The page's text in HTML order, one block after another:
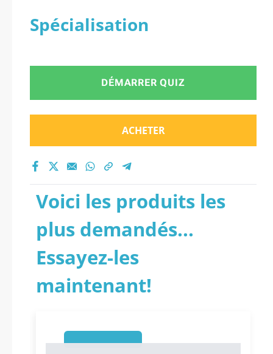
Spécialisation
DÉMARRER QUIZ
ACHETER
Voici les produits les
plus demandés...
Essayez-les
maintenant!